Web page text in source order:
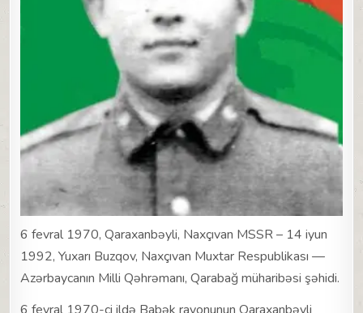
6 fevral 1970, Qaraxanbəyli, Naxçıvan MSSR – 14 iyun
1992, Yuxarı Buzqov, Naxçıvan Muxtar Respublikası —
Azərbaycanın Milli Qəhrəmanı, Qarabağ müharibəsi şəhidi.